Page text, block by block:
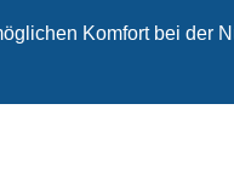
Komfort bei der